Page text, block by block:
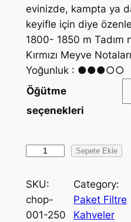
evinizde, kampta ya
keyifle için diye
1800- 1850 m Tadım
Kırmızı Meyve
Yoğunluk : ●●●○○
Öğütme
seçenekleri
l
o
m
Sepete Ekle
SKU:
chop-
001-250
Category:
Paket Filtre
Kahveler